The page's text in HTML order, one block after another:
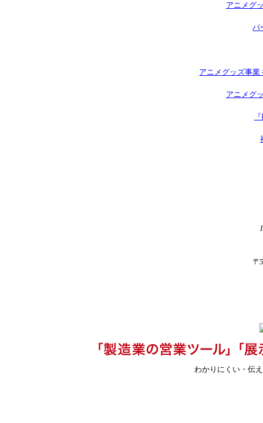
アニメグ
パ
アニメグッズ事
アニメグ
〒
わかりにくい・伝